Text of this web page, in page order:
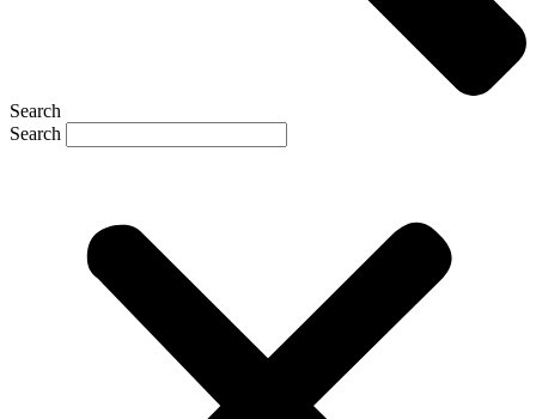
Search
Search